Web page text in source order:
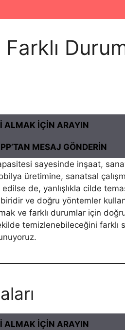
Farklı
ALMAK İÇİN ARAYIN
MESAJ GÖNDERİN
sayesinde inşaat,
üretimine, sanatsal
edilse de, yanlışlıkla cilde
ve doğru yöntemler
ve farklı durumlar için
temizlenebileceğini farklı
ALMAK İÇİN ARAYIN